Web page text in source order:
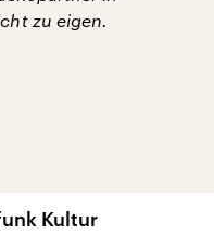
zu eigen.
Kultur